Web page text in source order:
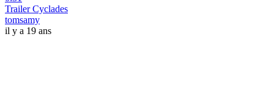
Trailer Cyclades
tomsamy
il y a 19 ans